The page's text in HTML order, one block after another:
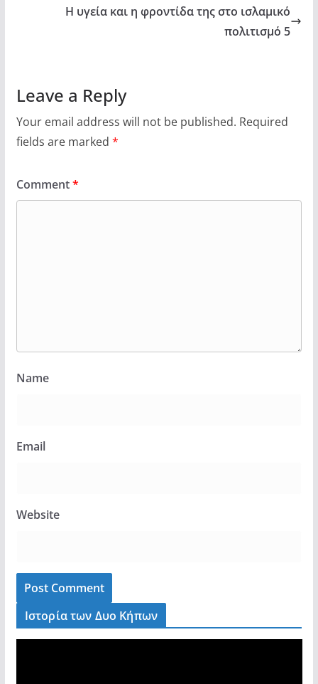
Η υγεία και η φροντίδα της στο ισλαμικό
πολιτισμό 5
Leave a Reply
Your email address will not be published. Required
fields are marked *
Comment*
Name
Email
Website
Ιστορία των Δυο Κήπων